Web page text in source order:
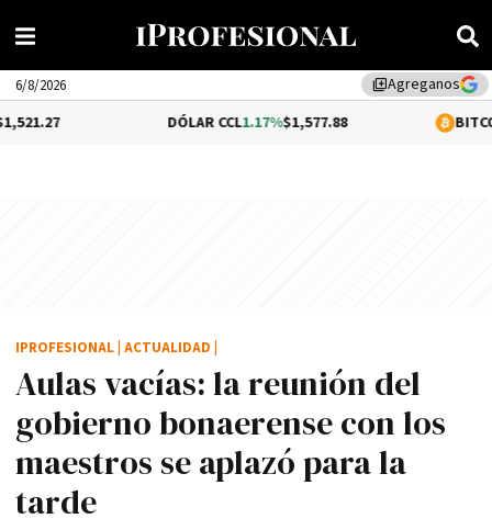
library_addAgreganos
6/8/2026
1.17%$1,577.88 0.05%
Aulas vací­as: la reunión del
gobierno bonaerense con los
maestros se aplazó para la
tarde
IPROFESIONAL ACTUALIDAD